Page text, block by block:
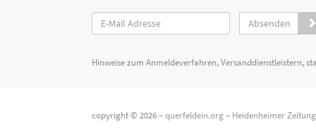
Absenden
Hinweise zum Anmeldeverfahren, Versanddienstleistern,
copyright © 2026 –querfeldein.org– Heidenheimer